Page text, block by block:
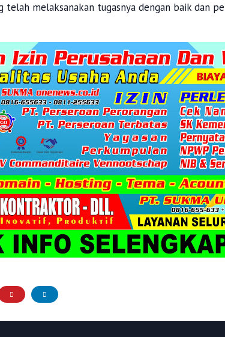
telah melaksanakan tugasnya dengan baik dan